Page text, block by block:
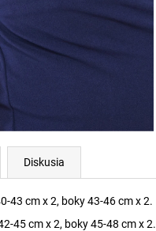
Diskusia
43 cm x 2, boky 43-46 cm x 2.
45 cm x 2, boky 45-48 cm x 2.